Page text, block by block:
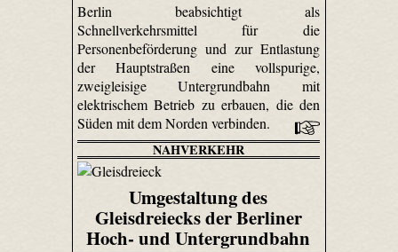
Berlin beabsichtigt als
Schnellverkehrsmittel für die
Personenbeförderung und zur Entlastung
der Hauptstraßen eine vollspurige,
zweigleisige Untergrundbahn mit
elektrischem Betrieb zu erbauen, die den
Süden mit dem Norden verbinden.
NAHVERKEHR
Umgestaltung des
Gleisdreiecks der Berliner
Hoch- und Untergrundbahn